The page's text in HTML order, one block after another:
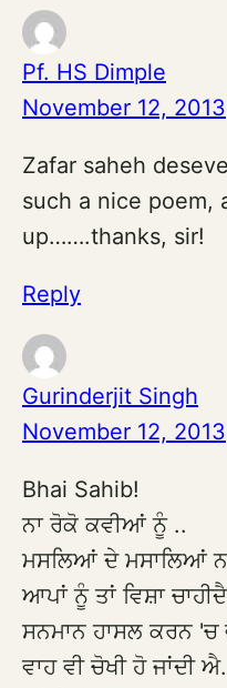
Pf. HS Dimple
November 12, 2013
Zafar saheh
such a nice poem,
up…….thanks, sir!
Reply
Gurinderjit Singh
November 12, 2013
Bhai Sahib!
ਨਾ ਰੋਕੋ ਕਵੀਆਂ ਨੂੰ ..
ਮਸਲਿਆਂ ਦੇ ਮਸਾਲਿਆਂ
ਆਪਾਂ ਨੂੰ ਤਾਂ ਵਿਸ਼ਾ
ਸਨਮਾਨ ਹਾਸਲ ਕਰਨ 'ਚ
ਵਾਹ ਵੀ ਚੋਖੀ ਹੋ ਜਾਂਦੀ